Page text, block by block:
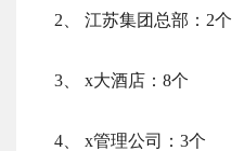
2、 江苏集团总部：2个
3、 x大酒店：8个
4、 x管理公司：3个